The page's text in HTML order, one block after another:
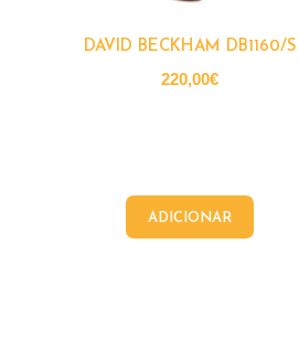
DAVID BECKHAM DB1160/S
220,00€
ADICIONAR